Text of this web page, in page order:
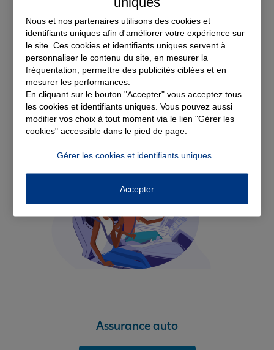
Voir tous les avis
Découvrez nos
solutions d'assurance
Assurance auto
Nous et nos partenaires utilisons des cookies et
identifiants uniques afin d'améliorer votre expérience sur
le site. Ces cookies et identifiants uniques servent à
personnaliser le contenu du site, en mesurer la
fréquentation, permettre des publicités ciblées et en
mesurer les performances.
En cliquant sur le bouton "Accepter" vous acceptez tous
les cookies et identifiants uniques. Vous pouvez aussi
modifier vos choix à tout moment via le lien "Gérer les
cookies" accessible dans le pied de page.
Gérer les cookies et identifiants uniques
Accepter